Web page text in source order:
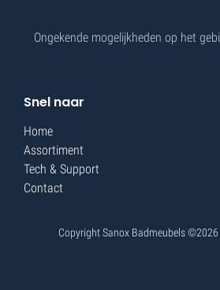
Ongekende mogelijkheden op het
Snel naar
Home
Assortiment
Tech & Support
Contact
Copyright Sanox Badmeubels ©2026